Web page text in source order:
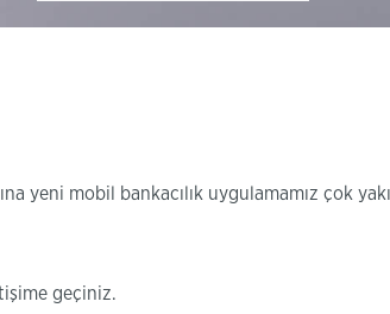
yeni mobil bankacılık uygulamamız çok
geçiniz.